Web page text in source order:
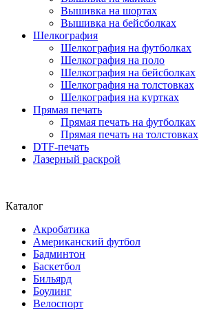
Вышивка на шортах
Вышивка на бейсболках
Шелкография
Шелкография на футболках
Шелкография на поло
Шелкография на бейсболках
Шелкография на толстовках
Шелкография на куртках
Прямая печать
Прямая печать на футболках
Прямая печать на толстовках
DTF-печать
Лазерный раскрой
Каталог
Акробатика
Американский футбол
Бадминтон
Баскетбол
Бильярд
Боулинг
Велоспорт